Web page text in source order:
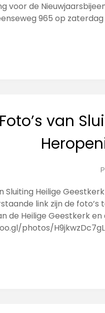
voor de
965 op zaterdag
Foto’s van
Sluiting Heilige
link zijn de
de Heilige Geestkerk
photos/